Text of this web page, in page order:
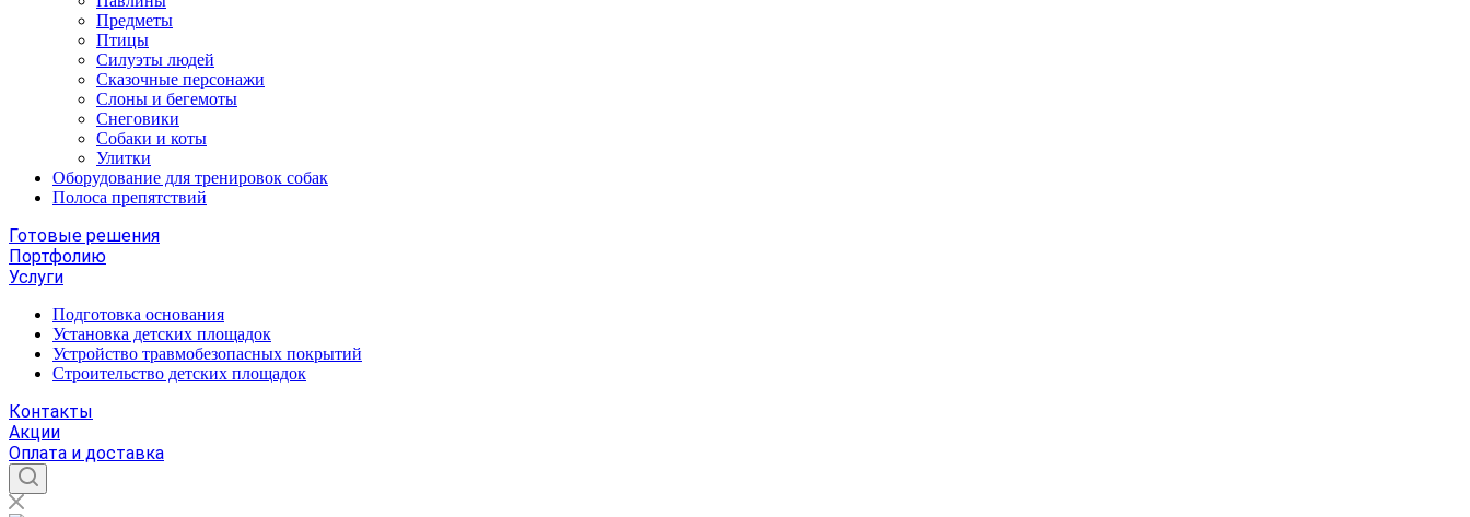
Предметы
Птицы
Силуэты людей
Сказочные персонажи
Слоны и бегемоты
Снеговики
Собаки и коты
Улитки
Оборудование для тренировок собак
Полоса препятствий
Готовые решения
Портфолию
Услуги
Подготовка основания
Установка детских площадок
Устройство травмобезопасных покрытий
Строительство детских площадок
Контакты
Акции
Оплата и доставка